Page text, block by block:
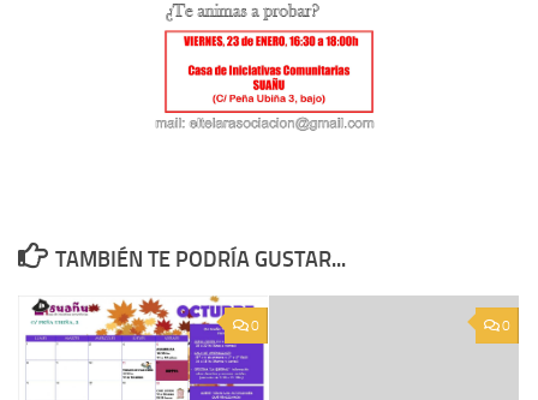
TAMBIÉN TE PODRÍA GUSTAR...
0 0